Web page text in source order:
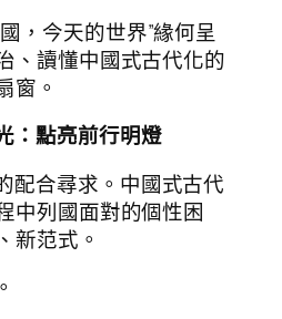
，今天的世界”緣何呈
、讀懂中國式古代化的
窗。
：點亮前行明燈
配合尋求。中國式古代
中列國面對的個性困
新范式。